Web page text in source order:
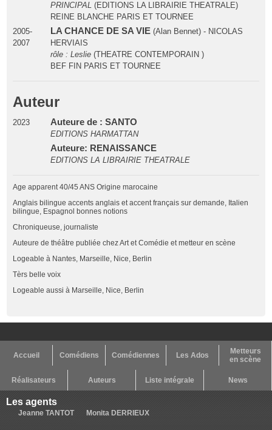
PRINCIPAL(EDITIONS LA LIBRAIRIE THEATRALE)
REINE BLANCHE PARIS ET TOURNEE
2005-
2007
LA CHANCE DE SA VIE(Alan Bennet) - NICOLAS
HERVIAIS
rôle : Leslie(THEATRE CONTEMPORAIN )
BEF FIN PARIS ET TOURNEE
Auteur
2023 Auteure de : SANTO
EDITIONS HARMATTAN
Auteure: RENAISSANCE
EDITIONS LA LIBRAIRIE THEATRALE
Age apparent 40/45 ANS Origine marocaine
Anglais bilingue accents anglais et accent français sur demande, Italien
bilingue, Espagnol bonnes notions
Chroniqueuse, journaliste
Auteure de théâtre publiée chez Art et Comédie et metteur en scène
Logeable à Nantes, Marseille, Nice, Berlin
Tèrs belle voix
Logeable aussi à Marseille, Nice, Berlin
Accueil Comédiens Comédiennes Les Ados
Metteurs
en scène
Réalisateurs Auteurs Liste intégrale News
Les agents
Jeanne TANTOT Monita DERRIEUX